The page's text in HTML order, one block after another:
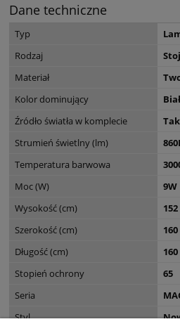
Dane techniczne
Typ
Rodzaj
Materiał
Kolor dominujący
Źródło światła w komplecie
Tak
Strumień świetlny (lm)
Temperatura barwowa
Moc (W)
9W
Wysokość (cm)
152
Szerokość (cm)
160
Długość (cm)
160
Stopień ochrony
65
Seria
Styl